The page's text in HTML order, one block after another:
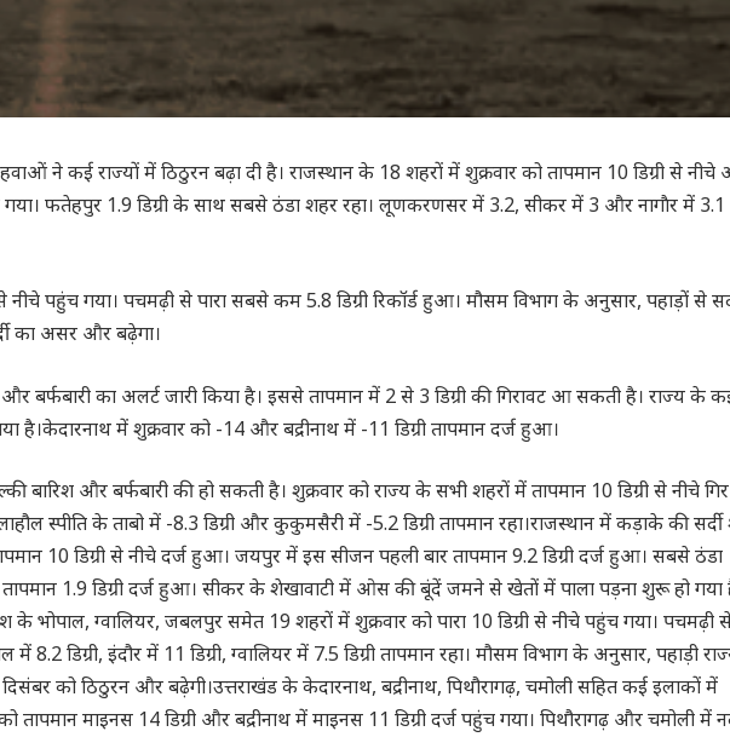
ने कई राज्यों में ठिठुरन बढ़ा दी है। राजस्थान के 18 शहरों में शुक्रवार को तापमान 10 डिग्री से
गया। फतेहपुर 1.9 डिग्री के साथ सबसे ठंडा शहर रहा। लूणकरणसर में 3.2, सीकर में 3 और नागाैर में 3.1
नीचे पहुंच गया। पचमढ़ी से पारा सबसे कम 5.8 डिग्री रिकॉर्ड हुआ। मौसम विभाग के अनुसार, पहाड़ों से
का असर और बढ़ेगा।
बर्फबारी का अलर्ट जारी किया है। इससे तापमान में 2 से 3 डिग्री की गिरावट आ सकती है। राज्य के
में शुक्रवार को -14 और बद्रीनाथ में -11 डिग्री तापमान दर्ज हुआ।
बारिश और बर्फबारी की हो सकती है। शुक्रवार को राज्य के सभी शहरों में तापमान 10 डिग्री से नीचे
स्पीति के ताबो में -8.3 डिग्री और कुकुमसैरी में -5.2 डिग्री तापमान रहा।राजस्थान में कड़ाके की
10 डिग्री से नीचे दर्ज हुआ। जयपुर में इस सीजन पहली बार तापमान 9.2 डिग्री दर्ज हुआ। सबसे ठंडा
1.9 डिग्री दर्ज हुआ। सीकर के शेखावाटी में ओस की बूंदें जमने से खेतों में पाला पड़ना शुरू हो गया
भोपाल, ग्वालियर, जबलपुर समेत 19 शहरों में शुक्रवार को पारा 10 डिग्री से नीचे पहुंच गया। पचमढ़ी
8.2 डिग्री, इंदौर में 11 डिग्री, ग्वालियर में 7.5 डिग्री तापमान रहा। मौसम विभाग के अनुसार, पहाड़ी
को ठिठुरन और बढ़ेगी।उत्तराखंड के केदारनाथ, बद्रीनाथ, पिथौरागढ़, चमोली सहित कई इलाकों में
तापमान माइनस 14 डिग्री और बद्रीनाथ में माइनस 11 डिग्री दर्ज पहुंच गया। पिथौरागढ़ और चमोली में